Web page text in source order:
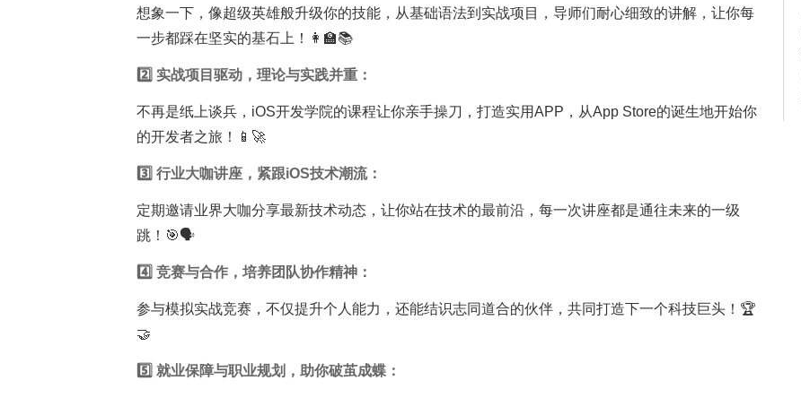
想象一下，像超级英雄般升级你的技能，从基础语法到实战项目，导师们耐心细致的讲解，让你每
一步都踩在坚实的基石上！👩‍🏫📚
2️⃣ 实战项目驱动，理论与实践并重：
不再是纸上谈兵，iOS开发学院的课程让你亲手操刀，打造实用APP，从App Store的诞生地开始你
的开发者之旅！📱🚀
3️⃣ 行业大咖讲座，紧跟iOS技术潮流：
定期邀请业界大咖分享最新技术动态，让你站在技术的最前沿，每一次讲座都是通往未来的一级
跳！🎯🗣️
4️⃣ 竞赛与合作，培养团队协作精神：
参与模拟实战竞赛，不仅提升个人能力，还能结识志同道合的伙伴，共同打造下一个科技巨头！🏆
🤝
5️⃣ 就业保障与职业规划，助你破茧成蝶：